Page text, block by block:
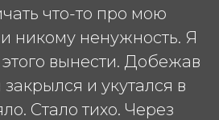
что-то про мою
никому ненужность. Я
вынести. Добежав
и укутался в
Стало тихо. Через